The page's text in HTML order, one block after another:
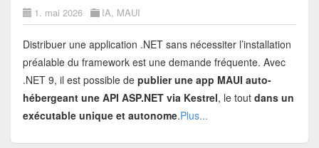
1. mai 2026 IA, MAUI
Distribuer une application .NET sans nécessiter l’installation
préalable du framework est une demande fréquente. Avec
.NET 9, il est possible de publier une app MAUI auto-
hébergeant une API ASP.NET via Kestrel, le tout dans un
exécutable unique et autonome.Plus...